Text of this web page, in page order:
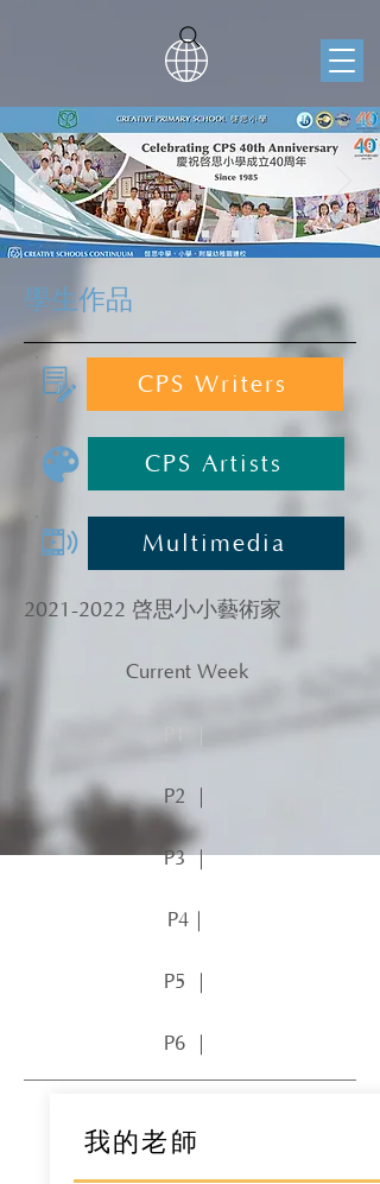
學生作品
CPS Writers
CPS Artists
Multimedia
2021-2022 啓思小小藝術家
Current Week
P2 ｜
P3 ｜
P4｜
P5 ｜
P6 ｜
我的老師